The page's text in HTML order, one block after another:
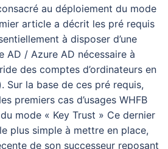
au déploiement du mode
article a décrit les pré requis
à disposer d’une
AD / Azure AD nécessaire à
des comptes d’ordinateurs en
Sur la base de ces pré requis,
premiers cas d’usages WHFB
mode « Key Trust » Ce dernier
plus simple à mettre en place,
de son successeur reposant